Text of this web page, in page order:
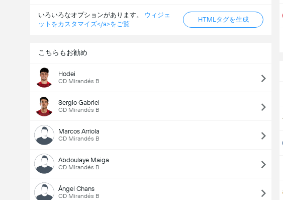
いろいろなオプションがあります。 ウィジェ
ットをカスタマイズ</a>をご覧
HTMLタグを生成
こちらもお勧め
Hodei
CD Mirandés B
Sergio Gabriel
CD Mirandés B
Marcos Arriola
CD Mirandés B
Abdoulaye Maiga
CD Mirandés B
Ángel Chans
CD Mirandés B